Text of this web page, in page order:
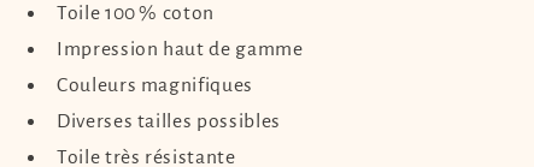
Toile 100 % coton
Impression haut de gamme
Couleurs magnifiques
Diverses tailles possibles
Toile très résistante